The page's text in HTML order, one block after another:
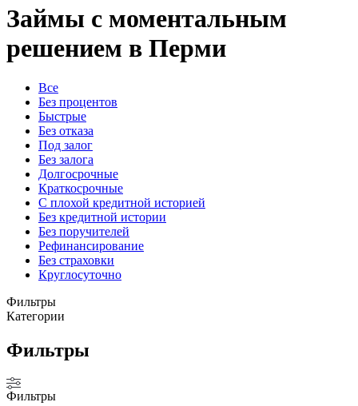
Займы с моментальным
решением в Перми
Все
Без процентов
Быстрые
Без отказа
Под залог
Без залога
Долгосрочные
Краткосрочные
С плохой кредитной историей
Без кредитной истории
Без поручителей
Рефинансирование
Без страховки
Круглосуточно
Фильтры
Категории
Фильтры
Фильтры